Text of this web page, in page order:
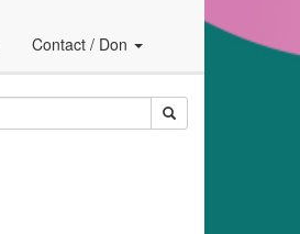
Contact / Don